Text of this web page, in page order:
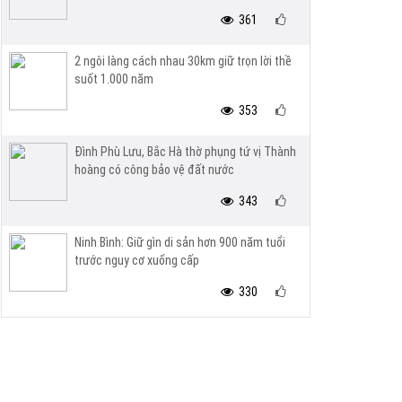
361
2 ngôi làng cách nhau 30km giữ trọn lời thề
suốt 1.000 năm
353
Đình Phù Lưu, Bắc Hà thờ phụng tứ vị Thành
hoàng có công bảo vệ đất nước
343
Ninh Bình: Giữ gìn di sản hơn 900 năm tuổi
trước nguy cơ xuống cấp
330